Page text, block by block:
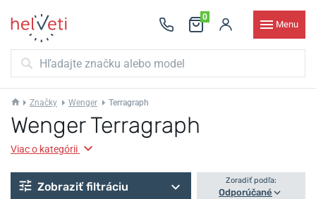
0
Menu
Značky Wenger Terragraph
Wenger Terragraph
Viac o kategórii
Zobraziť filtráciu Zoradiť podľa:
Odporúčané